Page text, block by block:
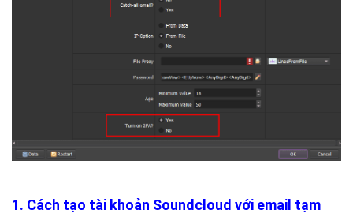
1. Cách tạo tài khoản Soundcloud với email tạm